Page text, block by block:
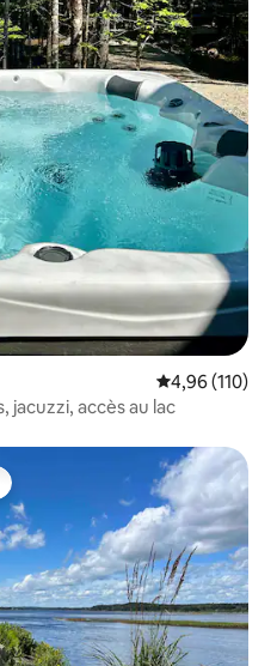
Évaluation
4,96 (110)
jacuzzi, accès au lac
plus appréciés